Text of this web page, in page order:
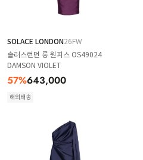
SOLACE LONDON26FW
솔러스런던 롱 원피스 OS49024
DAMSON VIOLET
57%643,000
해외배송